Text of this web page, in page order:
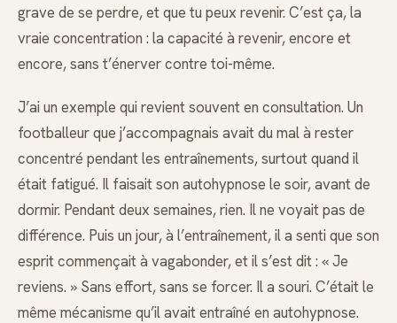
grave de se perdre, et que tu peux revenir. C’est ça, la
vraie concentration : la capacité à revenir, encore et
encore, sans t’énerver contre toi-même.
J’ai un exemple qui revient souvent en consultation. Un
footballeur que j’accompagnais avait du mal à rester
concentré pendant les entraînements, surtout quand il
était fatigué. Il faisait son autohypnose le soir, avant de
dormir. Pendant deux semaines, rien. Il ne voyait pas de
différence. Puis un jour, à l’entraînement, il a senti que son
esprit commençait à vagabonder, et il s’est dit : « Je
reviens. » Sans effort, sans se forcer. Il a souri. C’était le
même mécanisme qu’il avait entraîné en autohypnose.